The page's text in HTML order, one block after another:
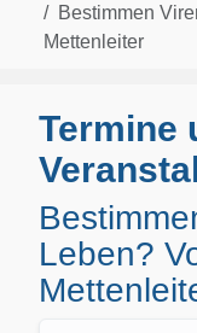
Bestimmen
Mettenleiter
Termine
Leben?